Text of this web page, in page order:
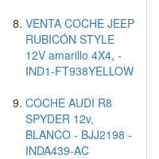
VENTA COCHE JEEP
RUBICÓN STYLE
12V amarillo 4X4, -
IND1-FT938YELLOW
COCHE AUDI R8
SPYDER 12v,
BLANCO - BJJ2198 -
INDA439-AC